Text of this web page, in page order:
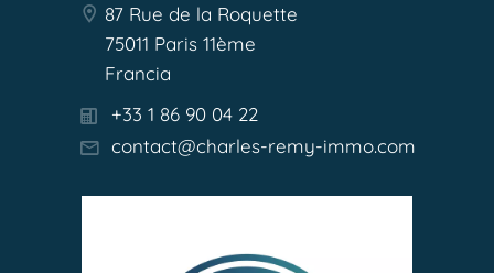
87 Rue de la Roquette
75011 Paris 11ème
Francia
+33 1 86 90 04 22
contact@charles-remy-immo.com